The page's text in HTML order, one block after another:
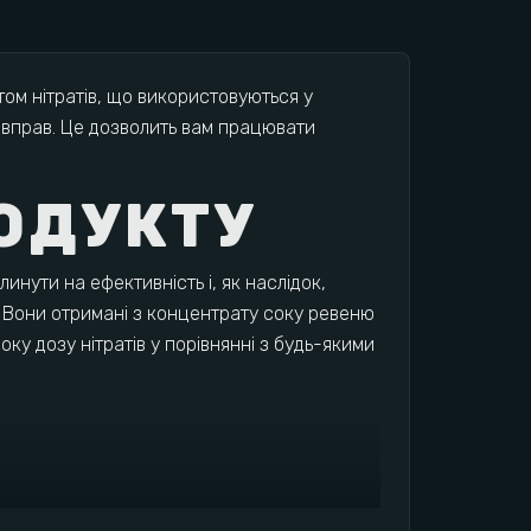
нітратів, що використовуються у
Це дозволить вам працювати
на ефективність і, як наслідок,
отримані з концентрату соку ревеню
дозу нітратів у порівнянні з будь-якими